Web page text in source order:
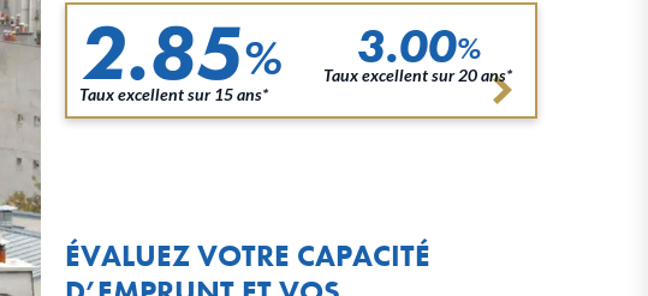
2.85%
Taux excellent sur 15 ans*
3.00%
Taux excellent sur 20 ans*
ÉVALUEZ VOTRE CAPACITÉ